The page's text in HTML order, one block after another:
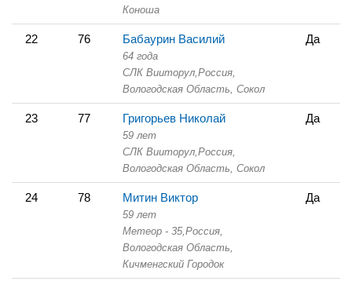
Коноша
22 76 Бабаурин Василий
64 года
СЛК Вииторул, Россия,
Вологодская Область, Сокол
Да
23 77 Григорьев Николай
59 лет
СЛК Вииторул, Россия,
Вологодская Область, Сокол
Да
24 78 Митин Виктор
59 лет
Метеор - 35, Россия,
Вологодская Область,
Кичменгский Городок
Да